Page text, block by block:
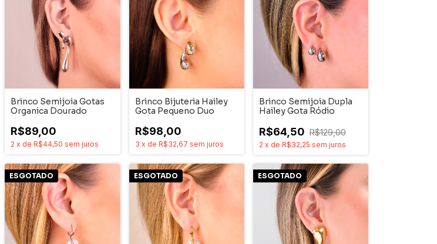
Brinco Semijoia Gotas
Organica Dourado
R$89,00
2 x deR$44,50 sem juros
Brinco Bijuteria Hailey
Gota Pequeno Duo
R$98,00
3 x de R$32,67 sem juros
Brinco Semijoia Dupla
Hailey Gota Ródio
R$64,50 R$129,00
2 x de R$32,25 sem juros
ESGOTADO ESGOTADO ESGOTADO